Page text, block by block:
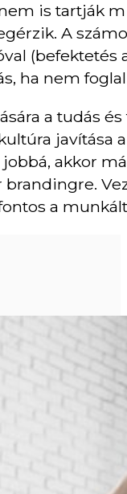
is tartják
A
ha nem
a tudás
javítása
akkor
a